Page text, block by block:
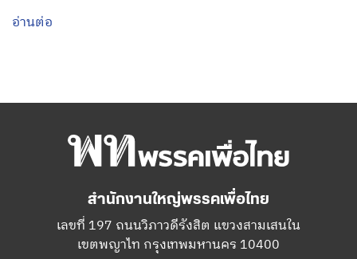
อ่านต่อ
สำนักงานใหญ่พรรคเพื่อไทย
เลขที่ 197 ถนนวิภาวดีรังสิต แขวงสามเสนใน
เขตพญาไท กรุงเทพมหานคร 10400